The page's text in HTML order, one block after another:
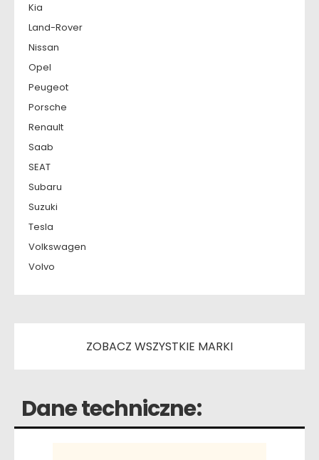
Kia
Land-Rover
Nissan
Opel
Peugeot
Porsche
Renault
Saab
SEAT
Subaru
Suzuki
Tesla
Volkswagen
Volvo
ZOBACZ WSZYSTKIE MARKI
Dane techniczne: